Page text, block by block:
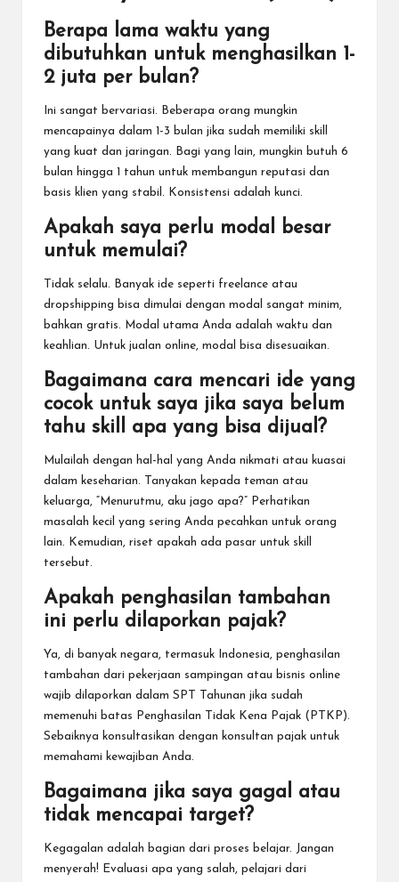
Berapa lama waktu yang
dibutuhkan untuk menghasilkan 1-
2 juta per bulan?
Ini sangat bervariasi. Beberapa orang mungkin
mencapainya dalam 1-3 bulan jika sudah memiliki skill
yang kuat dan jaringan. Bagi yang lain, mungkin butuh 6
bulan hingga 1 tahun untuk membangun reputasi dan
basis klien yang stabil. Konsistensi adalah kunci.
Apakah saya perlu modal besar
untuk memulai?
Tidak selalu. Banyak ide seperti freelance atau
dropshipping bisa dimulai dengan modal sangat minim,
bahkan gratis. Modal utama Anda adalah waktu dan
keahlian. Untuk jualan online, modal bisa disesuaikan.
Bagaimana cara mencari ide yang
cocok untuk saya jika saya belum
tahu skill apa yang bisa dijual?
Mulailah dengan hal-hal yang Anda nikmati atau kuasai
dalam keseharian. Tanyakan kepada teman atau
keluarga, “Menurutmu, aku jago apa?” Perhatikan
masalah kecil yang sering Anda pecahkan untuk orang
lain. Kemudian, riset apakah ada pasar untuk skill
tersebut.
Apakah penghasilan tambahan
ini perlu dilaporkan pajak?
Ya, di banyak negara, termasuk Indonesia, penghasilan
tambahan dari pekerjaan sampingan atau bisnis online
wajib dilaporkan dalam SPT Tahunan jika sudah
memenuhi batas Penghasilan Tidak Kena Pajak (PTKP).
Sebaiknya konsultasikan dengan konsultan pajak untuk
memahami kewajiban Anda.
Bagaimana jika saya gagal atau
tidak mencapai target?
Kegagalan adalah bagian dari proses belajar. Jangan
menyerah! Evaluasi apa yang salah, pelajari dari